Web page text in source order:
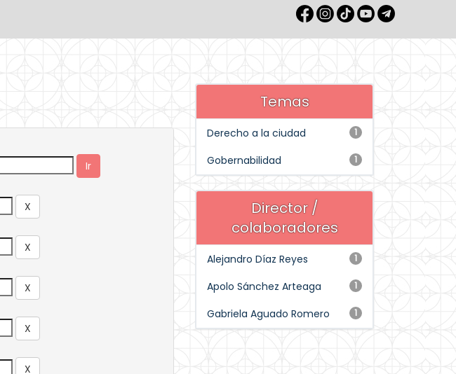
Temas
1
Derecho a la ciudad
1
Gobernabilidad
Director /
colaboradores
1
Alejandro Díaz Reyes
1
Apolo Sánchez Arteaga
1
Gabriela Aguado Romero